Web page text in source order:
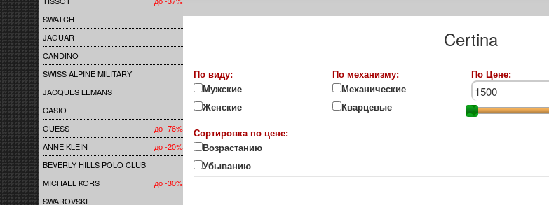
SWATCH
JAGUAR
CANDINO
SWISS ALPINE MILITARY
JACQUES LEMANS
CASIO
GUESS
до -76%
ANNE KLEIN
до -20%
BEVERLY HILLS POLO CLUB
MICHAEL KORS
до -30%
SWAROVSKI
Certina
По виду:
Мужские
Женские
По механизму:
Механические
Кварцевые
По Цене:
Сортировка по цене:
Возрастанию
Убыванию